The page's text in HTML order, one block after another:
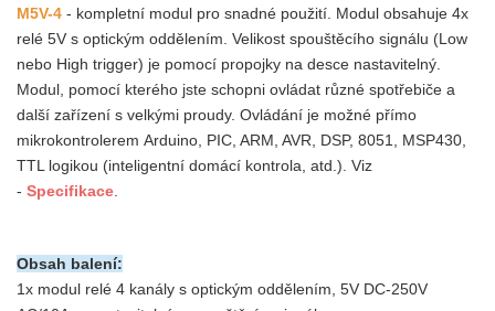
M5V-4 - kompletní modul pro snadné použití. Modul obsahuje 4x
relé 5V s optickým oddělením. Velikost spouštěcího signálu (Low
nebo High trigger) je pomocí propojky na desce nastavitelný.
Modul, pomocí kterého jste schopni ovládat různé spotřebiče a
další zařízení s velkými proudy. Ovládání je možné přímo
mikrokontrolerem Arduino, PIC, ARM, AVR, DSP, 8051, MSP430,
TTL logikou (inteligentní domácí kontrola, atd.). Viz
- Specifikace.
Obsah balení:
1x modul relé 4 kanály s optickým oddělením, 5V DC-250V